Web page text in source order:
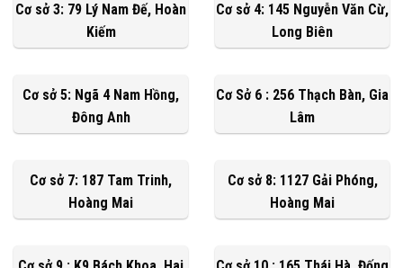
Cơ sở 3: 79 Lý Nam Đế, Hoàn
Kiếm
Cơ sở 4: 145 Nguyễn Văn Cừ,
Long Biên
Cơ sở 5: Ngã 4 Nam Hồng,
Đông Anh
Cơ Sở 6 : 256 Thạch Bàn, Gia
Lâm
Cơ sở 7: 187 Tam Trinh,
Hoàng Mai
Cơ sở 8: 1127 Gải Phóng,
Hoàng Mai